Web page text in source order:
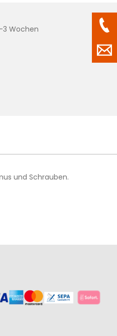
3 Wochen
und Schrauben.